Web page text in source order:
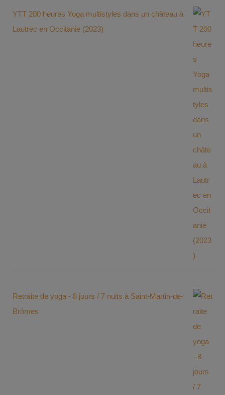
YTT 200 heures Yoga multistyles dans un château à
Lautrec en Occitanie (2023)
Retraite de yoga - 8 jours / 7 nuits à Saint-Martin-de-
Brômes